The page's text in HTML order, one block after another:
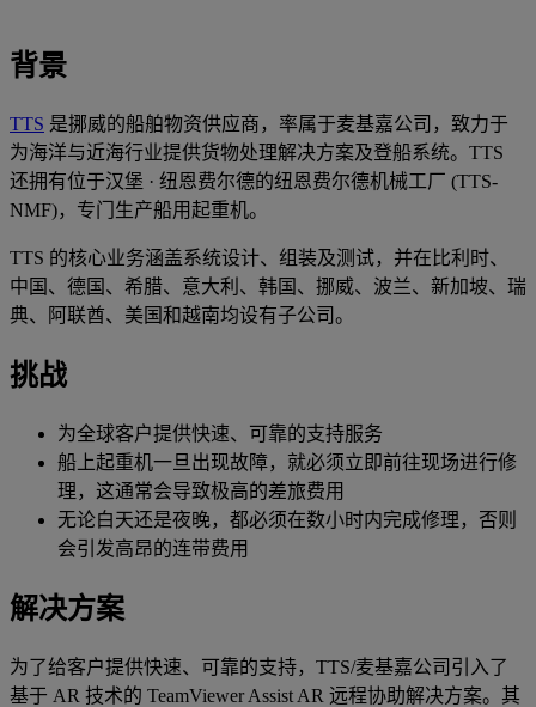
背景
TTS 是挪威的船舶物资供应商，率属于麦基嘉公司，致力于
为海洋与近海行业提供货物处理解决方案及登船系统。TTS
还拥有位于汉堡 · 纽恩费尔德的纽恩费尔德机械工厂 (TTS-
NMF)，专门生产船用起重机。
TTS 的核心业务涵盖系统设计、组装及测试，并在比利时、
中国、德国、希腊、意大利、韩国、挪威、波兰、新加坡、瑞
典、阿联酋、美国和越南均设有子公司。
挑战
为全球客户提供快速、可靠的支持服务
船上起重机一旦出现故障，就必须立即前往现场进行修
理，这通常会导致极高的差旅费用
无论白天还是夜晚，都必须在数小时内完成修理，否则
会引发高昂的连带费用
解决方案
为了给客户提供快速、可靠的支持，TTS/麦基嘉公司引入了
基于 AR 技术的 TeamViewer Assist AR 远程协助解决方案。其